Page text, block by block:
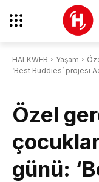
HALKWEB Yaşam
‘Best Buddies’ projesi
Özel
günü: